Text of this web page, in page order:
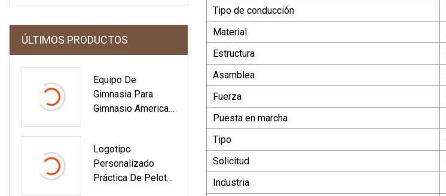
ÚLTIMOS PRODUCTOS
Equipo De
Gimnasia Para
Gimnasio America
Kilogramo
Logotipo
Personalizado
Práctica De Pelota
Tipo de conducción
Material
Estructura
Asamblea
Fuerza
Puesta en marcha
Tipo
Solicitud
Industria